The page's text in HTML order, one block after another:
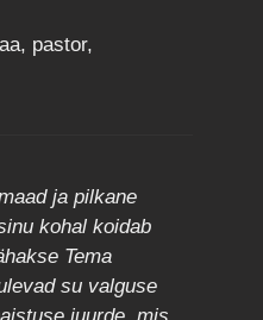
pastor,
ja pilkane
kohal koidab
Tema
su valguse